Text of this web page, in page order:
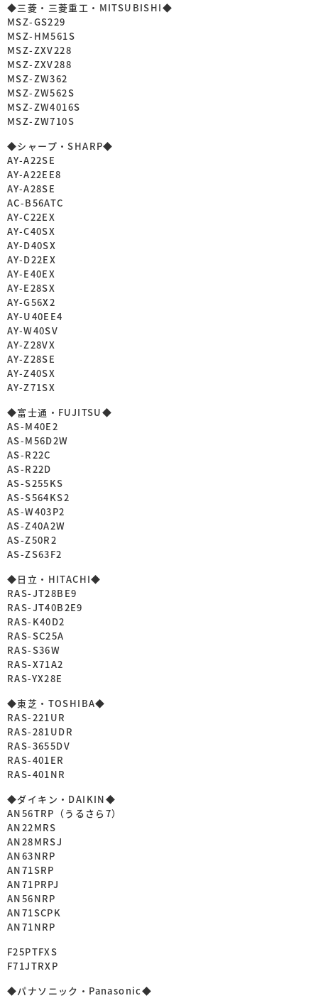
◆三菱・三菱重工・MITSUBISHI◆
MSZ-GS229
MSZ-HM561S
MSZ-ZXV228
MSZ-ZXV288
MSZ-ZW362
MSZ-ZW562S
MSZ-ZW4016S
MSZ-ZW710S
◆シャープ・SHARP◆
AY-A22SE
AY-A22EE8
AY-A28SE
AC-B56ATC
AY-C22EX
AY-C40SX
AY-D40SX
AY-D22EX
AY-E40EX
AY-E28SX
AY-G56X2
AY-U40EE4
AY-W40SV
AY-Z28VX
AY-Z28SE
AY-Z40SX
AY-Z71SX
◆富士通・FUJITSU◆
AS-M40E2
AS-M56D2W
AS-R22C
AS-R22D
AS-S255KS
AS-S564KS2
AS-W403P2
AS-Z40A2W
AS-Z50R2
AS-ZS63F2
◆日立・HITACHI◆
RAS-JT28BE9
RAS-JT40B2E9
RAS-K40D2
RAS-SC25A
RAS-S36W
RAS-X71A2
RAS-YX28E
◆東芝・TOSHIBA◆
RAS-221UR
RAS-281UDR
RAS-3655DV
RAS-401ER
RAS-401NR
◆ダイキン・DAIKIN◆
AN56TRP（うるさら7）
AN22MRS
AN28MRSJ
AN63NRP
AN71SRP
AN71PRPJ
AN56NRP
AN71SCPK
AN71NRP
F25PTFXS
F71JTRXP
◆パナソニック・Panasonic◆